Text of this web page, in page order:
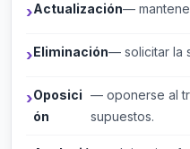
Actualización—
Eliminación— solicitar la
Oposici
ón
— oponerse al
supuestos.